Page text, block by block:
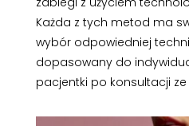
Każda z tych metod ma
wybór odpowiedniej
dopasowany do
pacjentki po konsultacji